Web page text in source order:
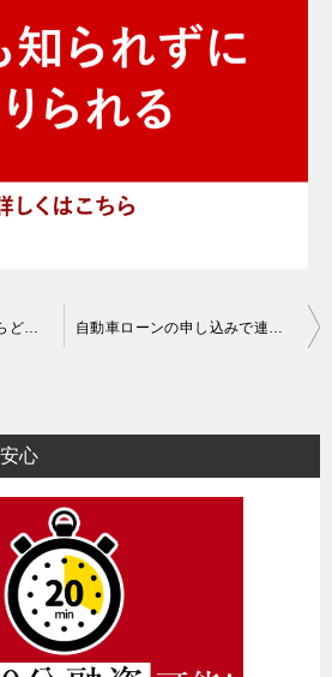
自動車ローンで延滞したらどうなる？支払いが遅れた時の対処法 自動車ローンの申し込みで連帯保証人が必要になる理由とは？
心